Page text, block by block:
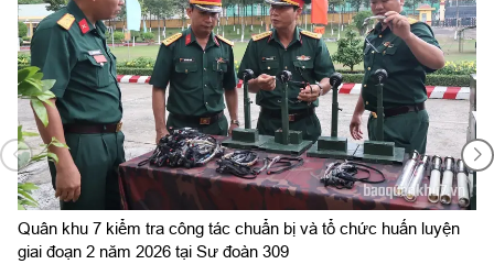
Sư đoàn 309 khánh thành công trình thể
dục thể thao tại Giáo xứ Ngô Xá
Quân khu 7 tổ chức Hội nghị báo cáo kết
quả kiểm tra hệ thống kiểm soát nội bộ
luyện
Quân khu 7 kiểm tra công tác chuẩn bị và tổ chức
giai đoạn 2 năm 2026 tại tỉnh Tây Ninh